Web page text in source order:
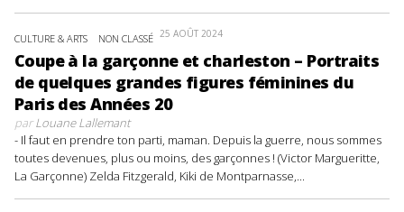
CULTURE & ARTS NON CLASSÉ 25 AOÛT 2024
Coupe à la garçonne et charleston – Portraits
de quelques grandes figures féminines du
Paris des Années 20
parLouane Lallemant
- Il faut en prendre ton parti, maman. Depuis la guerre, nous sommes
toutes devenues, plus ou moins, des garçonnes ! (Victor Margueritte,
La Garçonne) Zelda Fitzgerald, Kiki de Montparnasse,...